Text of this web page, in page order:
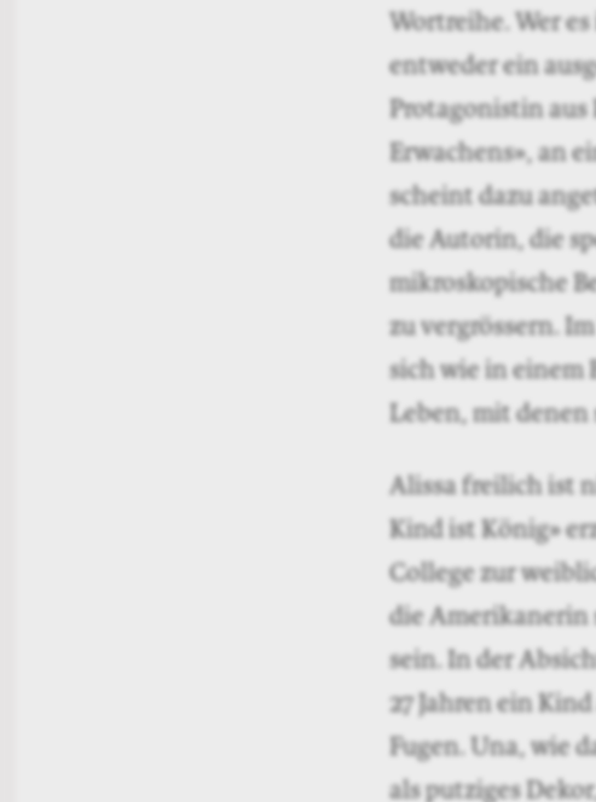
Wortreihe. Wer
entweder ein
Protagonistin aus
Erwachens», an
scheint dazu
die Autorin, die
mikroskopische
zu vergrössern.
sich wie in einem
Leben, mit denen
Alissa freilich ist
Kind ist König»
College zur
die Amerikanerin
sein. In der
27 Jahren ein
Fugen. Una, wie
als putziges